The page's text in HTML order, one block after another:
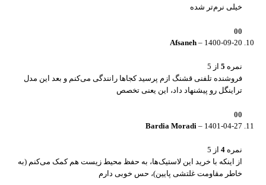
خیلی نرم‌تر شده
0
0
Afsaneh – 1400-09-20
نمره 5 از 5
فروشنده تلفنی قشنگ ازم پرسید کجاها رانندگی می‌کنم و بعد این مدل
تراینگل رو پیشنهاد داد، این یعنی تخصص
0
0
Bardia Moradi – 1401-04-27
نمره 4 از 5
از اینکه با خرید این لاستیک‌ها، به حفظ محیط زیست هم کمک می‌کنم (به
خاطر مقاومت غلتشی پایین)، حس خوبی دارم